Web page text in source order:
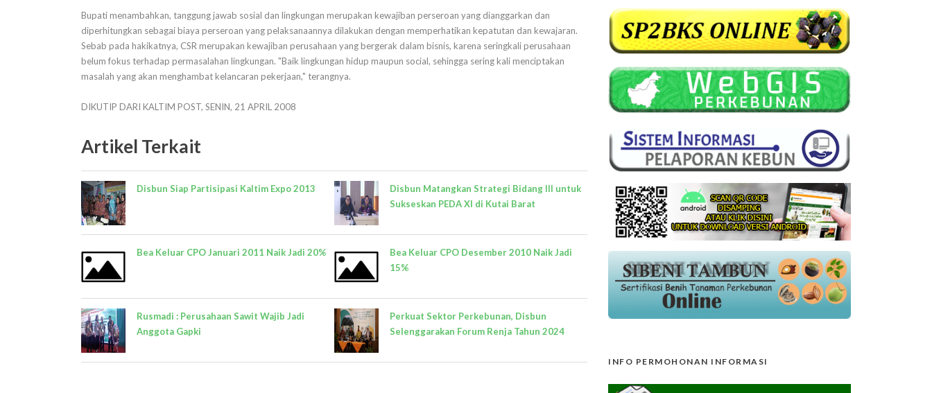
Bupati menambahkan, tanggung jawab sosial dan lingkungan merupakan kewajiban perseroan yang dianggarkan dan
diperhitungkan sebagai biaya perseroan yang pelaksanaannya dilakukan dengan memperhatikan kepatutan dan kewajaran.
Sebab pada hakikatnya, CSR merupakan kewajiban perusahaan yang bergerak dalam bisnis, karena seringkali perusahaan
belum fokus terhadap permasalahan lingkungan. "Baik lingkungan hidup maupun social, sehingga sering kali menciptakan
masalah yang akan menghambat kelancaran pekerjaan," terangnya.
DIKUTIP DARI KALTIM POST, SENIN, 21 APRIL 2008
Artikel Terkait
Disbun Siap Partisipasi Kaltim Expo 2013
Bea Keluar CPO Januari 2011 Naik Jadi 20%
Rusmadi : Perusahaan Sawit Wajib Jadi
Anggota Gapki
Disbun Matangkan Strategi Bidang III untuk
Sukseskan PEDA XI di Kutai Barat
Bea Keluar CPO Desember 2010 Naik Jadi
15%
Perkuat Sektor Perkebunan, Disbun
Selenggarakan Forum Renja Tahun 2024
INFO PERMOHONAN INFORMASI